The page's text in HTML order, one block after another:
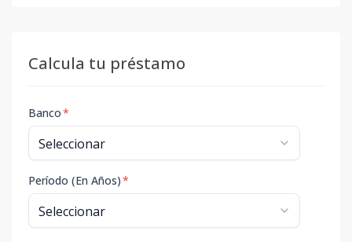
Calcula tu préstamo
Banco*
Período (En Años)*